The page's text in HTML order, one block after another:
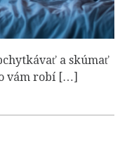
a skúmať
vám robí […]